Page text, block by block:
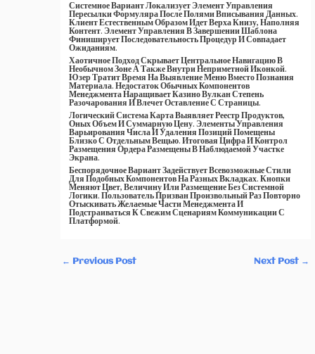
Системное Вариант Локализует Элемент Управления
Пересылки Формуляра После Полями Вписывания Данных.
Клиент Естественным Образом Идет Верха Книзу, Наполняя
Контент. Элемент Управления В Завершении Шаблона
Финиширует Последовательность Процедур И Совпадает
Ожиданиям.
Хаотичное Подход Скрывает Центральное Навигацию В
Необычном Зоне А Также Внутри Неприметной Иконкой.
Юзер Тратит Время На Выявление Меню Вместо Познания
Материала. Недостаток Обычных Компонентов
Менеджмента Наращивает Казино Вулкан Степень
Разочарования И Влечет Оставление С Страницы.
Логический Система Карта Выявляет Реестр Продуктов,
Оных Объем И Суммарную Цену. Элементы Управления
Варьирования Числа И Удаления Позиций Помещены
Близко С Отдельным Вещью. Итоговая Цифра И Контрол
Размещения Ордера Размещены В Наблюдаемой Участке
Экрана.
Беспорядочное Вариант Задействует Всевозможные Стили
Для Подобных Компонентов На Разных Вкладках. Кнопки
Меняют Цвет, Величину Или Размещение Без Системной
Логики. Пользователь Призван Произвольный Раз Повторно
Отыскивать Желаемые Части Менеджмента И
Подстраиваться К Свежим Сценариям Коммуникации С
Платформой.
← Previous Post Next Post →